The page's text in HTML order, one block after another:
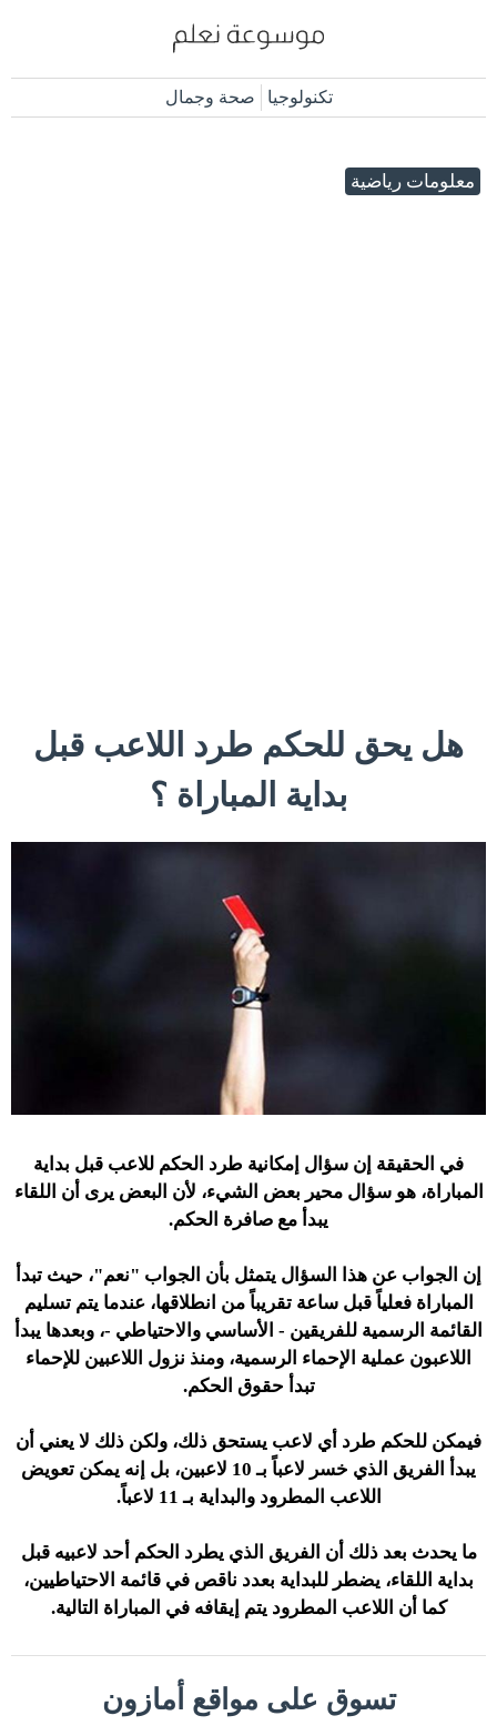
تكنولوجيا صحة وجمال
معلومات رياضية
هل يحق للحكم طرد اللاعب قبل
بداية المباراة ؟
في الحقيقة إن سؤال إمكانية طرد الحكم للاعب قبل بداية
المباراة، هو سؤال محير بعض الشيء، لأن البعض يرى أن اللقاء
يبدأ مع صافرة الحكم.
إن الجواب عن هذا السؤال يتمثل بأن الجواب "نعم"، حيث تبدأ
المباراة فعلياً قبل ساعة تقريباً من انطلاقها، عندما يتم تسليم
القائمة الرسمية للفريقين - الأساسي والاحتياطي -، وبعدها يبدأ
اللاعبون عملية الإحماء الرسمية، ومنذ نزول اللاعبين للإحماء
تبدأ حقوق الحكم.
فيمكن للحكم طرد أي لاعب يستحق ذلك، ولكن ذلك لا يعني أن
يبدأ الفريق الذي خسر لاعباً بـ 10 لاعبين، بل إنه يمكن تعويض
اللاعب المطرود والبداية بـ 11 لاعباً.
ما يحدث بعد ذلك أن الفريق الذي يطرد الحكم أحد لاعبيه قبل
بداية اللقاء، يضطر للبداية بعدد ناقص في قائمة الاحتياطيين،
كما أن اللاعب المطرود يتم إيقافه في المباراة التالية.
تسوق على مواقع أمازون